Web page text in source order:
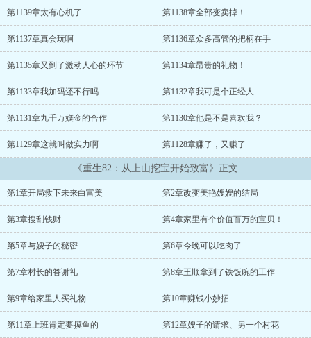
就遇到了村长女儿，未来的白富美落水。王顺毫不犹豫的跳下
第1139章太有心机了 第1138章全部变卖掉！
第1137章真会玩啊 第1136章众多高管的把柄在手
第1135章又到了激动人心的环节 第1134章昂贵的礼物！
第1133章我加码还不行吗 第1132章我可是个正经人
第1131章九千万媄金的合作 第1130章他是不是喜欢我？
第1129章这就叫做实力啊 第1128章赚了，又赚了
《重生82：从上山挖宝开始致富》正文
第1章开局救下未来白富美 第2章改变美艳嫂嫂的结局
第3章搜刮钱财 第4章家里有个价值百万的宝贝！
第5章与嫂子的秘密 第6章今晚可以吃肉了
第7章村长的答谢礼 第8章王顺拿到了铁饭碗的工作
第9章给家里人买礼物 第10章赚钱小妙招
第11章上班肯定要摸鱼的 第12章嫂子的请求、另一个村花